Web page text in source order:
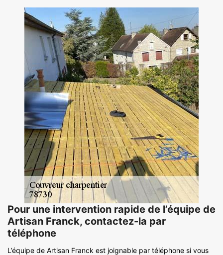
Pour une intervention rapide de l’équipe de
Artisan Franck, contactez-la par
téléphone
L’équipe de Artisan Franck est joignable par téléphone si vous